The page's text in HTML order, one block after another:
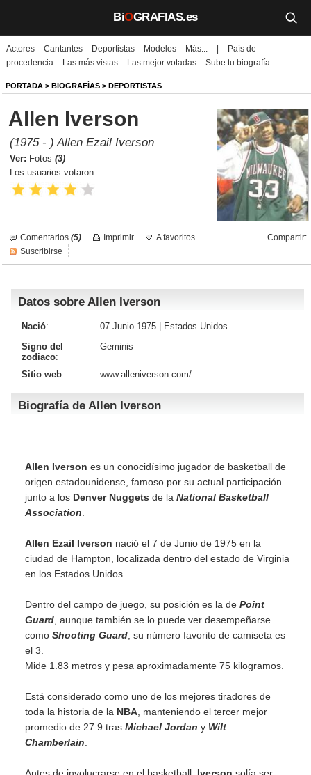
BiOGRAFIAS.es
Biografías
Películas
TV
Música
Un día como hoy
Galerías
Iniciar sesión
Actores Cantantes Deportistas Modelos Más...
País de
procedencia
Las más vistas Las mejor votadas Sube tu biografía
PORTADA > BIOGRAFÍAS > DEPORTISTAS
Allen Iverson
(1975 - ) Allen Ezail Iverson
Ver: Fotos (3)
Los usuarios votaron:
Comentarios (5) Compartir:
Imprimir
A favoritos
Suscribirse
Datos sobre Allen Iverson
Nació: 07 Junio 1975 |
Estados Unidos
Signo del
zodiaco:
Geminis
Sitio web: www.alleniverson.com/
Biografía de Allen Iverson
Allen Iverson es un conocidísimo jugador de basketball de
origen estadounidense, famoso por su actual participación
junto a los Denver Nuggets de la National Basketball
Association
Allen Ezail Iverson nació el 7 de Junio de 1975 en la
ciudad de Hampton, localizada dentro del estado de Virginia
en los Estados Unidos.
Dentro del campo de juego, su posición es la de Point
Guard , aunque también se lo puede ver desempeñarse
como Shooting Guard , su número favorito de camiseta es
el 3.
Mide 1.83 metros y pesa aproximadamente 75 kilogramos.
Está considerado como uno de los mejores tiradores de
toda la historia de la NBA , manteniendo el tercer mejor
promedio de 27.9 tras Michael Jordan y Wilt
Chamberlain